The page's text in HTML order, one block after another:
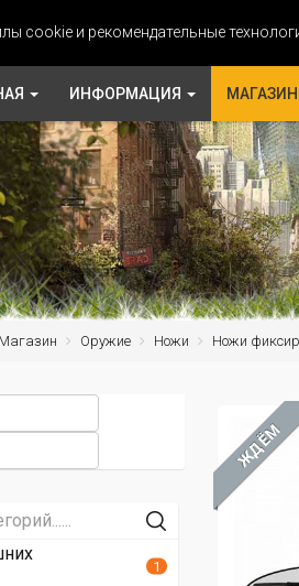
cookie и рекомендательные
ИНФОРМАЦИЯ МАГАЗИН
Магазин Оружие Ножи Ножи
ЖДЁМ
1